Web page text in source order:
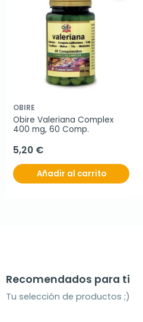
OBIRE
Obire Valeriana Complex
400 mg, 60 Comp.
5,20 €
Añadir al carrito
Recomendados para ti
Tu selección de productos ;)